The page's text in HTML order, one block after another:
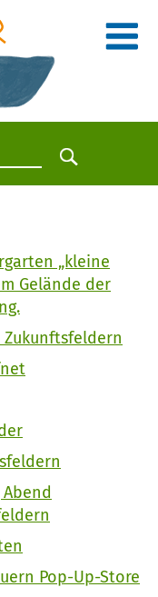
Suche
„kleine
Gelände der
Zukunftsfeldern
Pop-Up-Store